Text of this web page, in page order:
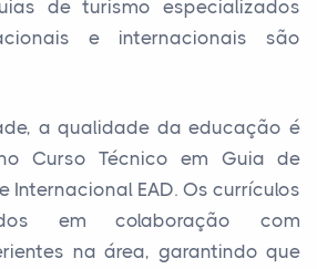
de turismo especializados
e internacionais são
a qualidade da educação é
Curso Técnico em Guia de
Internacional EAD. Os currículos
em colaboração com
na área, garantindo que